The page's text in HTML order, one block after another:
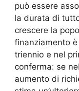
può essere
la durata di
crescere la
finanziamento
triennio e nel
conferma: se
aumento di